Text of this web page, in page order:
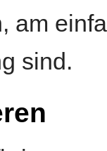
am
sind.